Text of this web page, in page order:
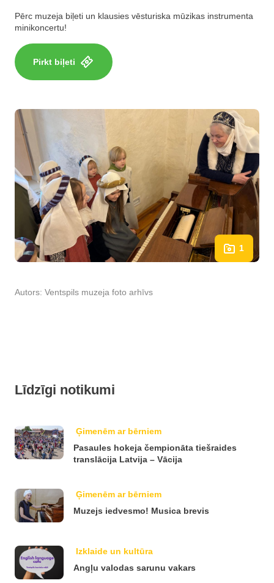
Pērc muzeja biļeti un klausies vēsturiska mūzikas instrumenta
minikoncertu!
Pirkt biļeti
1
Autors: Ventspils muzeja foto arhīvs
Līdzīgi notikumi
Ģimenēm ar bērniem
Pasaules hokeja čempionāta tiešraides
translācija Latvija – Vācija
Ģimenēm ar bērniem
Muzejs iedvesmo! Musica brevis
Izklaide un kultūra
Angļu valodas sarunu vakars